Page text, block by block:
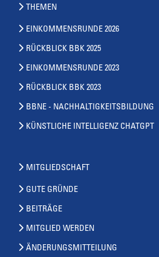
THEMEN
EINKOMMENSRUNDE 2026
RÜCKBLICK BBK 2025
EINKOMMENSRUNDE 2023
RÜCKBLICK BBK 2023
BBNE - NACHHALTIGKEITSBILDUNG
KÜNSTLICHE INTELLIGENZ CHATGPT
MITGLIEDSCHAFT
GUTE GRÜNDE
BEITRÄGE
MITGLIED WERDEN
ÄNDERUNGSMITTEILUNG